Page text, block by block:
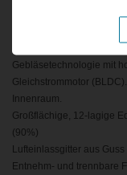
9 Leistungsstufen und 1
Automatisches
Gebläsetechnologie mit
Gleichstrommotor
Innenraum.
Großflächige, 12-lagige
(90%)
Lufteinlassgitter aus
Entnehm- und trennbare